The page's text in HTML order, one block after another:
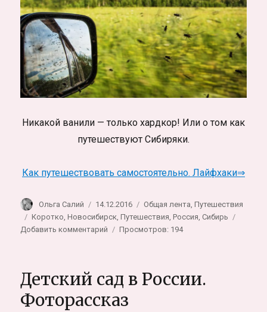
Никакой ванили — только хардкор! Или о том как
путешествуют Сибиряки.
Как путешествовать самостоятельно. Лайфхаки⇒
Автор
Ольга Салий Опубликовано
14.12.2016 Рубрики
Общая лента,Путешествия
Метки
Коротко,Новосибирск,Путешествия,Россия,Сибирь
Добавить комментарий
в
фотографии
Просмотров: 194
Детский сад в России.
Фоторассказ